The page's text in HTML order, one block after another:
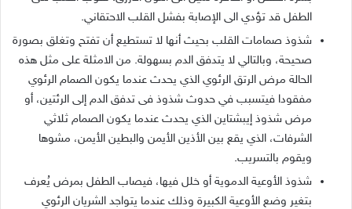
الطفل قد تؤدي الى الإصابة بفشل القلب الاحتقاني.
شذوذ صمامات القلب بحيث أنها لا تستطيع أن تفتح وتغلق بصورة
صحيحة، وبالتالي لا يتدفق الدم بسهولة. من الامثلة على مثل هذه
الحالة مرض الرتق الرئوي الذي يحدث عندما يكون الصمام الرئوي
مفقودا فيتسبب في حدوث شذوذ فى تدفق الدم إلى الرئتين، أو
مرض شذوذ إيبشتاين الذي يحدث عندما يكون الصمام ثلاثي
الشرفات، الذي يقع بين الأذين الأيمن والبطين الأيمن، مشوها
ويقوم بالتسريب.
شذوذ الأوعية الدموية أو خلل فيها، فيصاب الطفل بمرض يُعرف
بتغير وضع الأوعية الكبيرة وذلك عندما يتواجد الشريان الرئوي